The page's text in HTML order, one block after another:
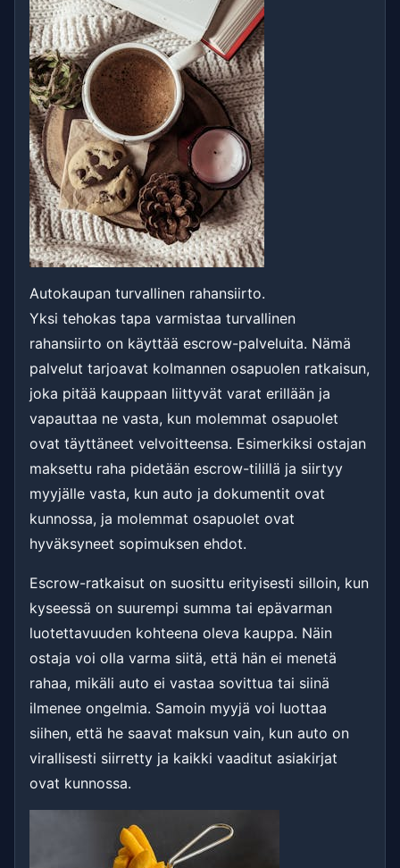
Autokaupan turvallinen rahansiirto.
Yksi tehokas tapa varmistaa turvallinen
rahansiirto on käyttää escrow-palveluita. Nämä
palvelut tarjoavat kolmannen osapuolen ratkaisun,
joka pitää kauppaan liittyvät varat erillään ja
vapauttaa ne vasta, kun molemmat osapuolet
ovat täyttäneet velvoitteensa. Esimerkiksi ostajan
maksettu raha pidetään escrow-tilillä ja siirtyy
myyjälle vasta, kun auto ja dokumentit ovat
kunnossa, ja molemmat osapuolet ovat
hyväksyneet sopimuksen ehdot.
Escrow-ratkaisut on suosittu erityisesti silloin, kun
kyseessä on suurempi summa tai epävarman
luotettavuuden kohteena oleva kauppa. Näin
ostaja voi olla varma siitä, että hän ei menetä
rahaa, mikäli auto ei vastaa sovittua tai siinä
ilmenee ongelmia. Samoin myyjä voi luottaa
siihen, että he saavat maksun vain, kun auto on
virallisesti siirretty ja kaikki vaaditut asiakirjat
ovat kunnossa.